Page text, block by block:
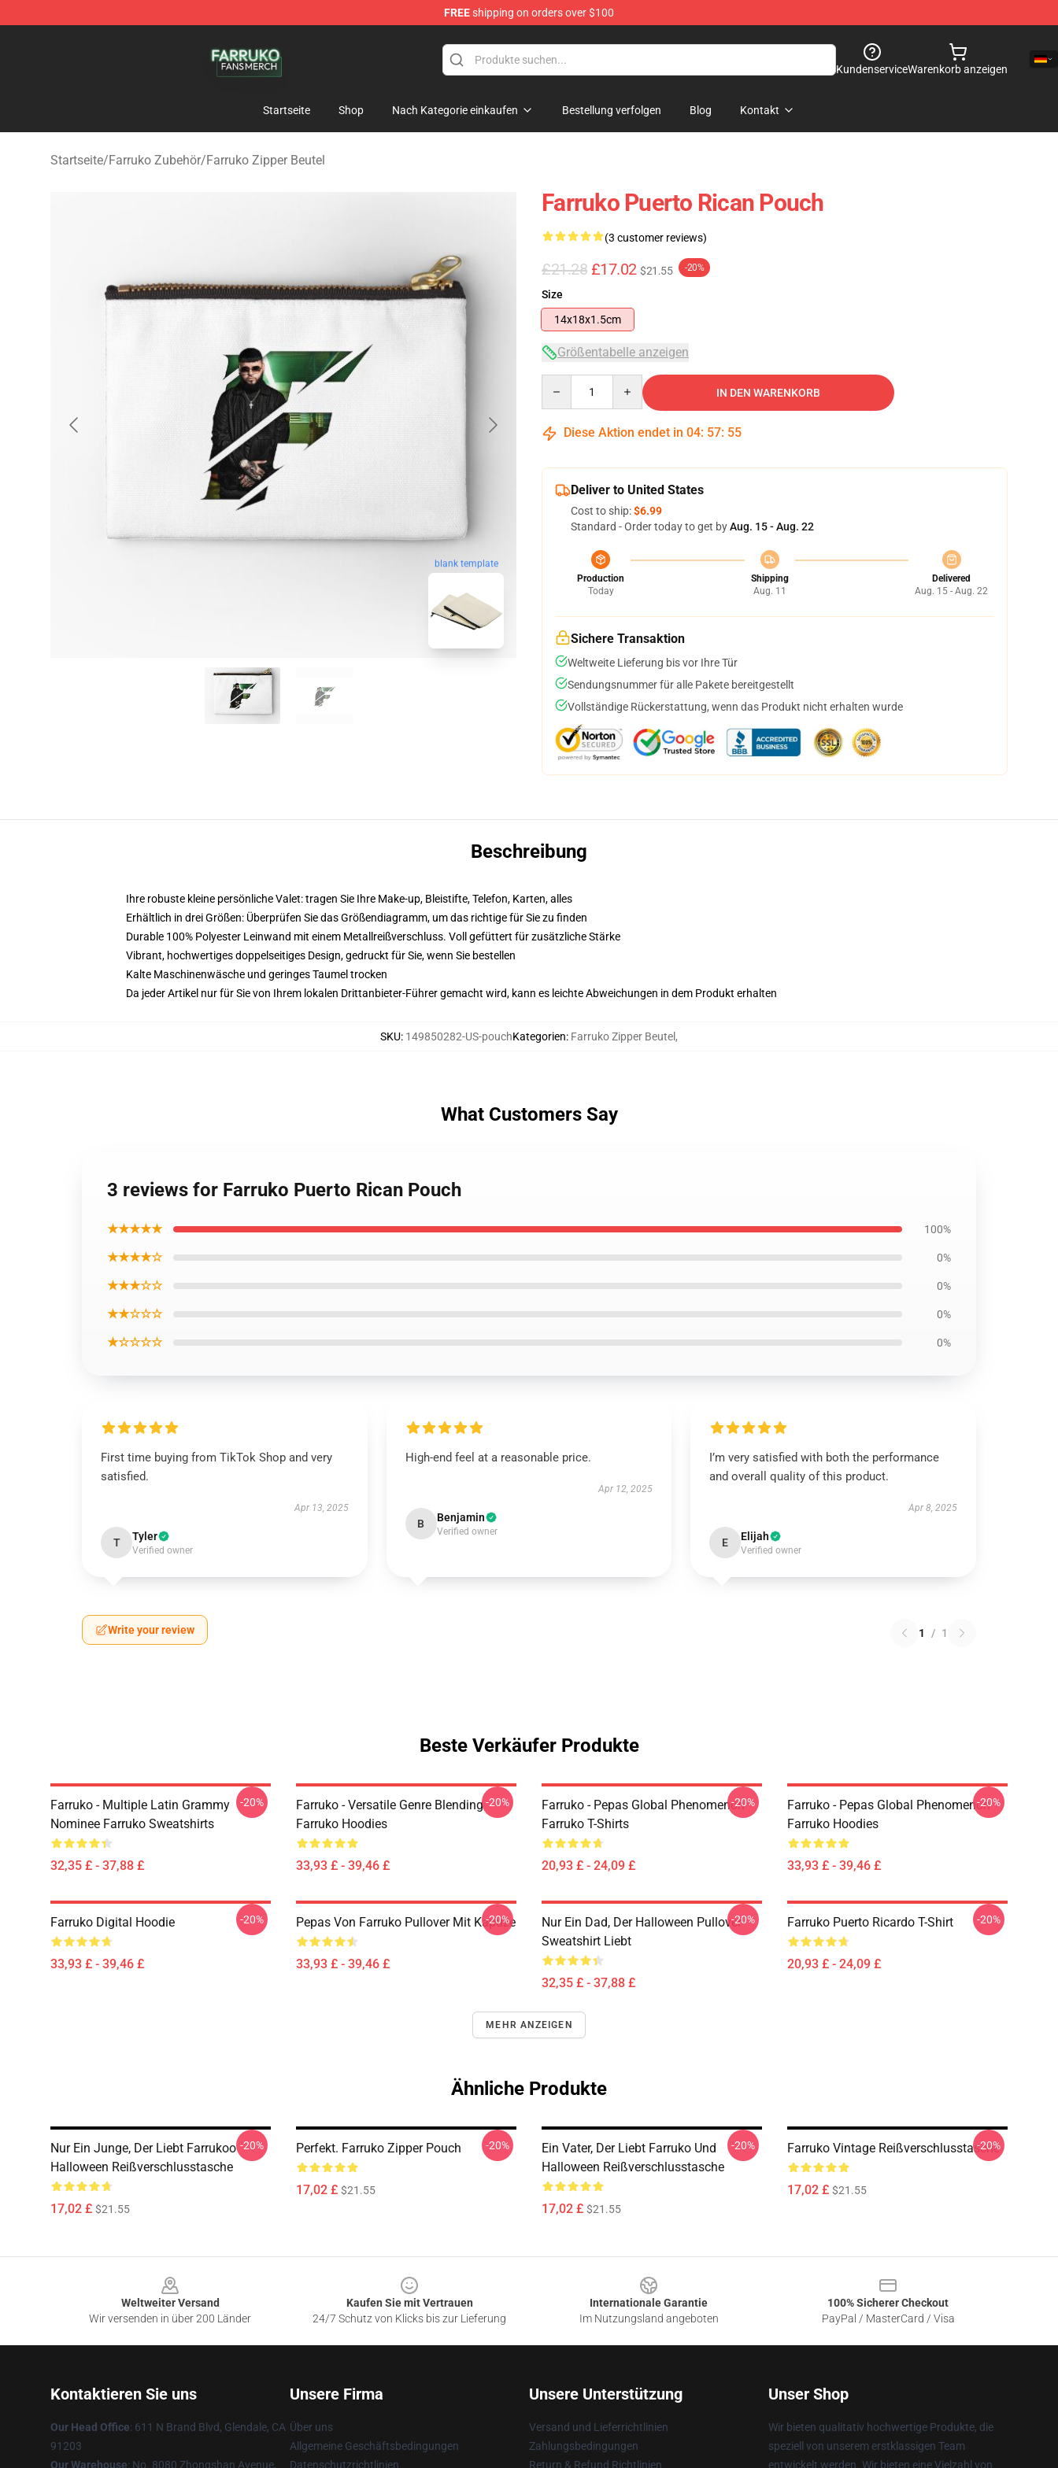
FREEshipping on orders over $100
KundenserviceWarenkorb anzeigen
Startseite Shop Nach Kategorie einkaufen Bestellung verfolgen Blog Kontakt
Startseite/Farruko Zubehör/Farruko Zipper Beutel
blank template
Farruko Puerto Rican Pouch
(3 customer reviews)
£21.28 £17.02 $21.55 -20%
Size
14x18x1.5cm
Größentabelle anzeigen
IN DEN WARENKORB
Diese Aktion endet in 04: 57: 54
Deliver to United States
Cost to ship:$6.99
Standard - Order today to get byAug. 15 - Aug. 22
Production
Today
Shipping
Aug. 11
Delivered
Aug. 15 - Aug. 22
Sichere Transaktion
Weltweite Lieferung bis vor Ihre Tür
Sendungsnummer für alle Pakete bereitgestellt
Vollständige Rückerstattung, wenn das Produkt nicht erhalten wurde
Beschreibung
Ihre robuste kleine persönliche Valet: tragen Sie Ihre Make-up, Bleistifte, Telefon, Karten, alles
Erhältlich in drei Größen: Überprüfen Sie das Größendiagramm, um das richtige für Sie zu finden
Durable 100% Polyester Leinwand mit einem Metallreißverschluss. Voll gefüttert für zusätzliche Stärke
Vibrant, hochwertiges doppelseitiges Design, gedruckt für Sie, wenn Sie bestellen
Kalte Maschinenwäsche und geringes Taumel trocken
Da jeder Artikel nur für Sie von Ihrem lokalen Drittanbieter-Führer gemacht wird, kann es leichte Abweichungen in dem Produkt erhalten
SKU: 149850282-US-pouchKategorien: Farruko Zipper Beutel ,
What Customers Say
3 reviews for Farruko Puerto Rican Pouch
★★★★★ 100%
★★★★☆ 0%
★★★☆☆ 0%
★★☆☆☆ 0%
★☆☆☆☆ 0%
First time buying from TikTok Shop and very
satisfied.
Apr 13, 2025
T Tyler
Verified owner
High-end feel at a reasonable price.
Apr 12, 2025
B Benjamin
Verified owner
I’m very satisfied with both the performance
and overall quality of this product.
Apr 8, 2025
E Elijah
Verified owner
Write your review 1 / 1
Beste Verkäufer Produkte
Farruko - Multiple Latin Grammy
Nominee Farruko Sweatshirts
32,35 £ - 37,88 £
-20%
Farruko - Versatile Genre Blending
Farruko Hoodies
33,93 £ - 39,46 £
-20%
Farruko - Pepas Global Phenomenon
Farruko T-Shirts
20,93 £ - 24,09 £
-20%
Farruko - Pepas Global Phenomenon
Farruko Hoodies
33,93 £ - 39,46 £
-20%
Farruko Digital Hoodie
33,93 £ - 39,46 £
-20% Pepas Von Farruko Pullover Mit Kapuze
33,93 £ - 39,46 £
-20%
Nur Ein Dad, Der Halloween Pullover
Sweatshirt Liebt
32,35 £ - 37,88 £
-20% Farruko Puerto Ricardo T-Shirt
20,93 £ - 24,09 £
-20%
MEHR ANZEIGEN
Ähnliche Produkte
Nur Ein Junge, Der Liebt Farrukoo
Halloween Reißverschlusstasche
17,02 £ $21.55
-20% Perfekt. Farruko Zipper Pouch
17,02 £ $21.55
-20%
Ein Vater, Der Liebt Farruko Und
Halloween Reißverschlusstasche
17,02 £ $21.55
-20% Farruko Vintage Reißverschlusstasche
17,02 £ $21.55
-20%
Weltweiter Versand
Wir versenden in über 200 Länder
Kaufen Sie mit Vertrauen
24/7 Schutz von Klicks bis zur Lieferung
Internationale Garantie
Im Nutzungsland angeboten
100% Sicherer Checkout
PayPal / MasterCard / Visa
Kontaktieren Sie uns
Our Head Office: 611 N Brand Blvd, Glendale, CA
91203
Our Warehouse: No. 8080 Zhongshan Avenue,
Unsere Firma
Über uns
Allgemeine Geschäftsbedingungen
Datenschutzrichtlinien
Unsere Unterstützung
Versand und Lieferrichtlinien
Zahlungsbedingungen
Return & Refund Richtlinien
Unser Shop
Wir bieten qualitativ hochwertige Produkte, die
speziell von unserem erstklassigen Team
entwickelt werden. Wir bieten eine Vielzahl von